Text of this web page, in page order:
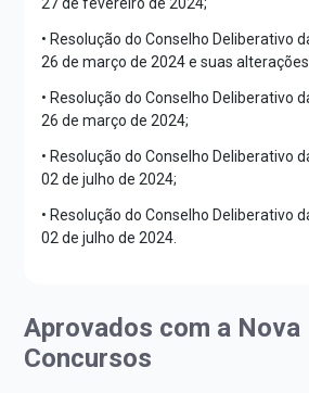
• Resolução do Conselho Deliberativo
26 de março de 2024 e suas
• Resolução do Conselho Deliberativo
26 de março de 2024;
• Resolução do Conselho Deliberativo
02 de julho de 2024;
• Resolução do Conselho Deliberativo
02 de julho de 2024.
Aprovados com a Nova
Concursos